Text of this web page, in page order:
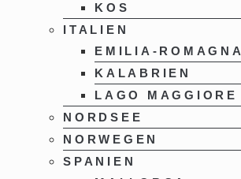
KOS
ITALIEN
EMILIA-ROMAGNA
KALABRIEN
LAGO MAGGIORE
NORDSEE
NORWEGEN
SPANIEN